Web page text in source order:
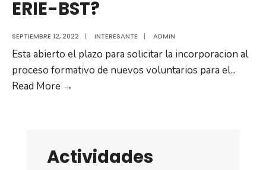
ERIE-BST?
SEPTIEMBRE 12, 2022 | INTERESANTE | ADMIN
Esta abierto el plazo para solicitar la incorporacion al
proceso formativo de nuevos voluntarios para el...
Read More →
BST?
Actividades